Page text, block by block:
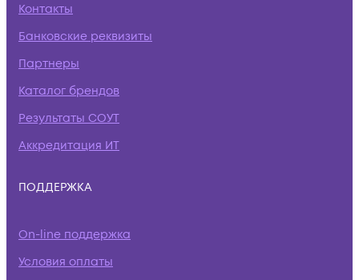
Контакты
Банковские реквизиты
Партнеры
Каталог брендов
Результаты СОУТ
Аккредитация ИТ
ПОДДЕРЖКА
On-line поддержка
Условия оплаты